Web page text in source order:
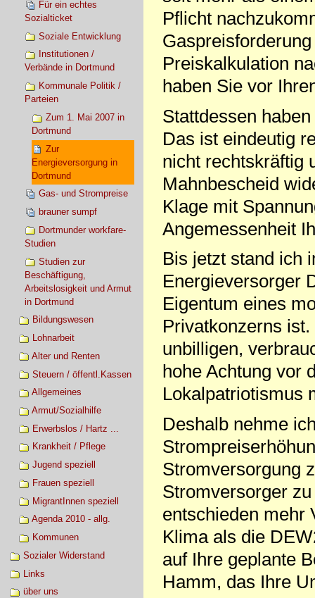
Für ein echtes
Sozialticket
Soziale Entwicklung
Institutionen /
Verbände in Dortmund
Kommunale Politik /
Parteien
Zum 1. Mai 2007 in
Dortmund
Zur
Energieversorgung in
Dortmund
Gas- und Strompreise
brauner sumpf
Dortmunder workfare-
Studien
Studien zur
Beschäftigung,
Arbeitslosigkeit und Armut
in Dortmund
Bildungswesen
Lohnarbeit
Alter und Renten
Steuern / öffentl.Kassen
Allgemeines
Armut/Sozialhilfe
Erwerbslos / Hartz ...
Krankheit / Pflege
Jugend speziell
Frauen speziell
MigrantInnen speziell
Agenda 2010 - allg.
Kommunen
Sozialer Widerstand
Links
über uns
Pflicht
Preiskalkulation
haben Sie vor
Stattdessen
Das ist eindeutig
nicht rechtskräftig
Mahnbescheid
Klage mit
Angemessenheit
Bis jetzt stand ich
Energieversorger
Eigentum eines
Privatkonzerns
unbilligen,
hohe Achtung vor
Lokalpatriotismus
Deshalb nehme
Stromversorgung
Stromversorger
entschieden mehr
Klima als die
auf Ihre geplante
Hamm, das Ihre